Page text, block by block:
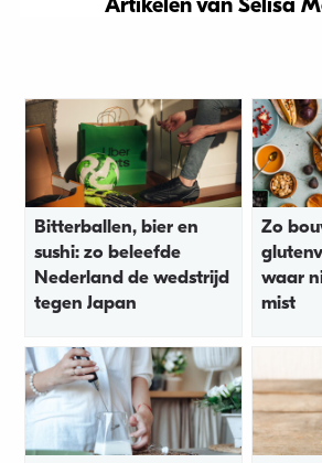
Bitterballen, bier en
sushi: zo beleefde
Nederland de wedstrijd
tegen Japan
Zo
waar
mist